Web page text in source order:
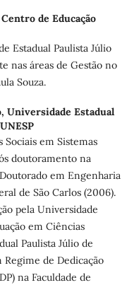
Centro de Educação
Estadual Paulista Júlio
nas áreas de Gestão no
Souza.
Universidade Estadual
em Sistemas
doutoramento na
em Engenharia
de São Carlos (2006).
pela Universidade
em Ciências
Paulista Júlio de
Regime de Dedicação
na Faculdade de